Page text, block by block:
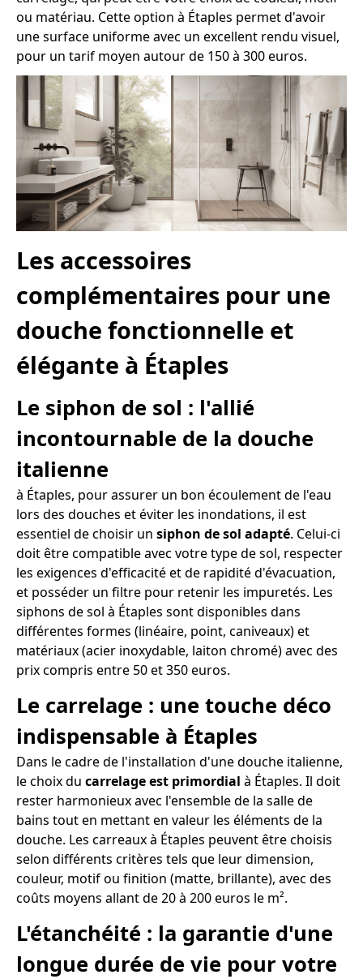
ou matériau. Cette option à Étaples permet d'avoir
une surface uniforme avec un excellent rendu visuel,
pour un tarif moyen autour de 150 à 300 euros.
Les accessoires
complémentaires pour une
douche fonctionnelle et
élégante à Étaples
Le siphon de sol : l'allié
incontournable de la douche
italienne
à Étaples, pour assurer un bon écoulement de l'eau
lors des douches et éviter les inondations, il est
essentiel de choisir un siphon de sol adapté. Celui-ci
doit être compatible avec votre type de sol, respecter
les exigences d'efficacité et de rapidité d'évacuation,
et posséder un filtre pour retenir les impuretés. Les
siphons de sol à Étaples sont disponibles dans
différentes formes (linéaire, point, caniveaux) et
matériaux (acier inoxydable, laiton chromé) avec des
prix compris entre 50 et 350 euros.
Le carrelage : une touche déco
indispensable à Étaples
Dans le cadre de l'installation d'une douche italienne,
le choix du carrelage est primordial à Étaples. Il doit
rester harmonieux avec l'ensemble de la salle de
bains tout en mettant en valeur les éléments de la
douche. Les carreaux à Étaples peuvent être choisis
selon différents critères tels que leur dimension,
couleur, motif ou finition (matte, brillante), avec des
coûts moyens allant de 20 à 200 euros le m².
L'étanchéité : la garantie d'une
longue durée de vie pour votre